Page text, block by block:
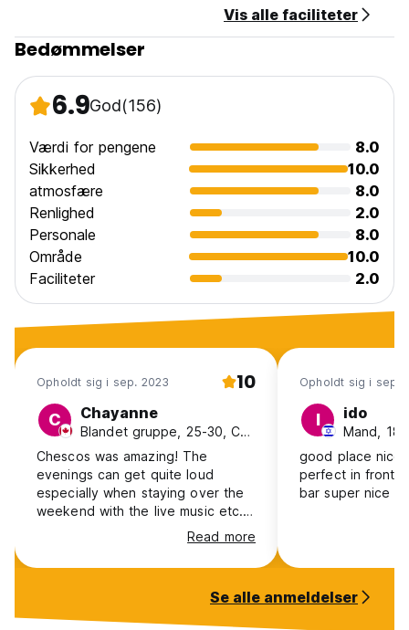
Vis alle faciliteter
Bedømmelser
6.9God(156)
Værdi for pengene
8.0
Sikkerhed
10.0
atmosfære
8.0
Renlighed
2.0
Personale
8.0
Område
10.0
Faciliteter
2.0
Opholdt sig i sep. 2023 10
C Chayanne
Blandet gruppe, 25-30, Canada
Chescos was amazing! The
evenings can get quite loud
especially when staying over the
weekend with the live music etc.
But the facilities are very nice, it’s
across the street from the beach.
The restaurant was good. Would
and would absolutely stay again.
Loved the vibe! If you have a car,
Read more
Opholdt sig i sep.
I ido
Mand,
good place nice
perfect in front
bar super nice
Se alle anmeldelser